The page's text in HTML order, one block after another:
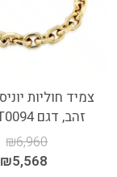
זהב, דגם B358-T0094
₪6,960
₪5,568